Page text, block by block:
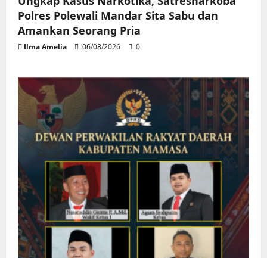
Polres Polewali Mandar Sita Sabu dan
Amankan Seorang Pria
Ilma Amelia 06/08/2026 0